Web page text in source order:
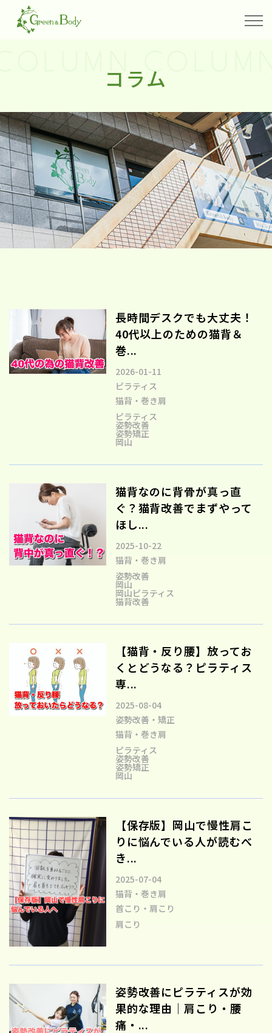
コラム
長時間デスクでも大丈夫！
40代以上のための猫背＆
巻...
2026-01-11
ピラティス
猫背・巻き肩
ピラティス
姿勢改善
姿勢矯正
岡山
猫背なのに背骨が真っ直
ぐ？猫背改善でまずやって
ほし...
2025-10-22
猫背・巻き肩
姿勢改善
岡山
岡山ピラティス
猫背改善
【猫背・反り腰】放ってお
くとどうなる？ピラティス
専...
2025-08-04
姿勢改善・矯正
猫背・巻き肩
ピラティス
姿勢改善
姿勢矯正
岡山
【保存版】岡山で慢性肩こ
りに悩んでいる人が読むべ
き...
2025-07-04
猫背・巻き肩
首こり・肩こり
肩こり
姿勢改善にピラティスが効
果的な理由｜肩こり・腰
痛・...